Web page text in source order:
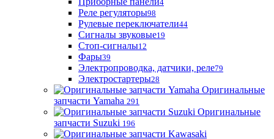
4
Реле регуляторы98
Рулевые переключатели44
Сигналы звуковые19
Стоп-сигналы12
Фары39
Электропроводка, датчики, реле79
Электростартеры28
Оригинальные
запчасти Yamaha 291
Оригинальные
запчасти Suzuki 196